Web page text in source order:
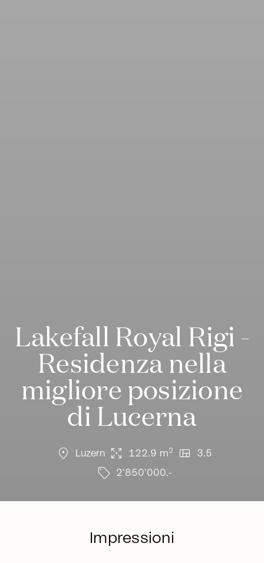
Lakefall Royal Rigi -
Residenza nella
migliore posizione
di Lucerna
location_on Luzern arrows_output 122.9 m2 view_quilt 3.5
sell 2'850'000.-
Impressioni